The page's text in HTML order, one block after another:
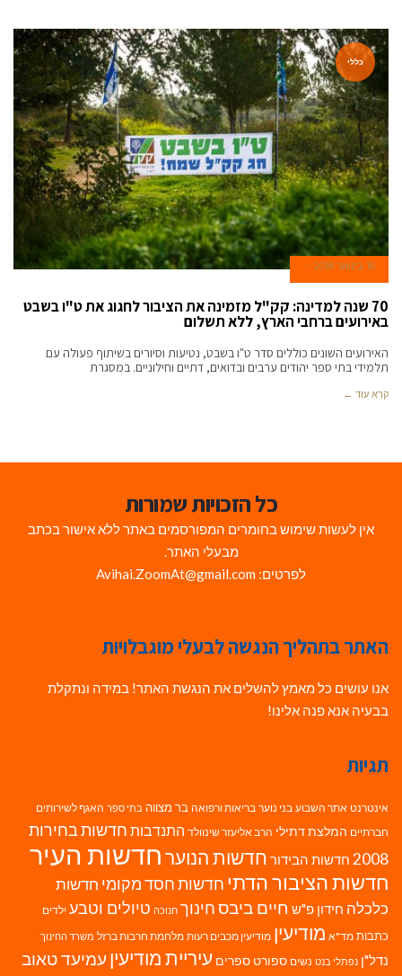
כללי
16 בינואר 2018
70 שנה למדינה: קק"ל מזמינה את הציבור לחגוג את ט"ו בשבט
באירועים ברחבי הארץ, ללא תשלום
האירועים השונים כוללים סדר ט"ו בשבט, נטיעות וסיורים בשיתוף פעולה עם
תלמידי בתי ספר יהודים ערבים ובדואים, דתיים וחילוניים. במסגרת
קרא עוד ←
כל הזכויות שמורות
אין לעשות שימוש בחומרים המפורסמים באתר ללא אישור בכתב
מבעלי האתר.
לפרטים: Avihai.ZoomAt@gmail.com
האתר בתהליך הנגשה לבעלי מוגבלויות
אנו עושים כל מאמץ להשלים את הנגשת האתר! במידה ונתקלת
בבעיה אנא פנה אלינו!
תגיות
אינטרנט אתר השבוע בני נוער בריאות ורפואה בר מצווה בתי ספר האגף לשירותים
חברתיים המלצת דתילי הרב אליעזר שינוולד התנדבות חדשות בחירות
2008 חדשות הבידור חדשות הנוערחדשות העיר
חדשות הציבור הדתי חדשות חסד מקומי חדשות
כלכלה חידון פ"ש חיים ביבסחינוך חנוכה טיולים וטבע ילדים
כתבות מד"א מודיעין מודיעין מכבים רעות מלחמת חרבות ברזל משרד החינוך
נדל"ן נפתלי בנט נשים ספורט ספרים עיריית מודיעין עמיעד טאוב